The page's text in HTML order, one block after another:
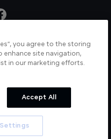
News Videos
Contact us
you agree to the storing
enhance site navigation,
in our marketing efforts.
Accept All